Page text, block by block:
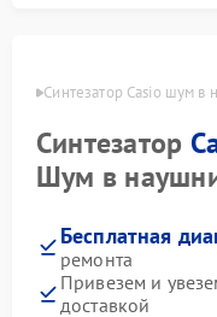
Синтезатор Casio шум в
Синтезатор
Шум в
Бесплатная
ремонта
Привезем и
доставкой